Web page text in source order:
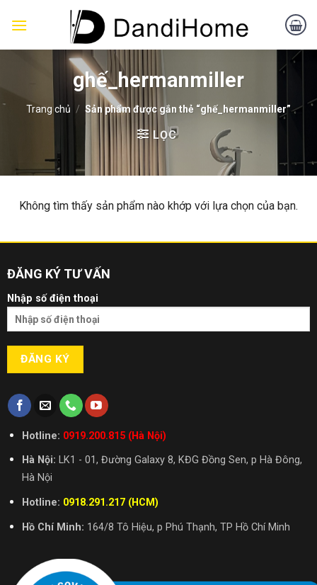
ghế_hermanmiller
Trang chủ / Sản phẩm được gắn thẻ “ghế_hermanmiller”
LỌC
Không tìm thấy sản phẩm nào khớp với lựa chọn của bạn.
ĐĂNG KÝ TƯ VẤN
Nhập số điện thoại
Hotline: 0919.200.815 (Hà Nội)
Hà Nội: LK1 - 01, Đường Galaxy 8, KĐG Đồng Sen, p Hà Đông,
Hà Nội
Hotline: 0918.291.217 (HCM)
Hồ Chí Minh: 164/8 Tô Hiệu, p Phú Thạnh, TP Hồ Chí Minh